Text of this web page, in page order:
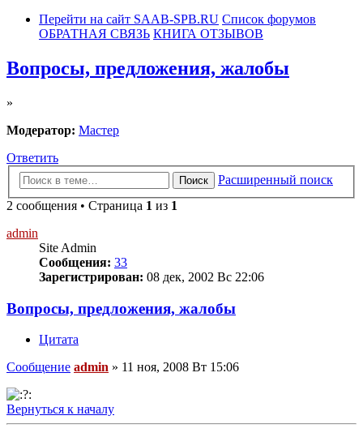
Перейти на сайт SAAB-SPB.RU Список форумов
ОБРАТНАЯ СВЯЗЬ КНИГА ОТЗЫВОВ
Вопросы, предложения, жалобы
»
Модератор: Мастер
Ответить
Поиск
Расширенный поиск
2 сообщения • Страница 1 из 1
admin
Site Admin
Сообщения: 33
Зарегистрирован: 08 дек, 2002 Вс 22:06
Вопросы, предложения, жалобы
Цитата
Сообщение admin » 11 ноя, 2008 Вт 15:06
Вернуться к началу